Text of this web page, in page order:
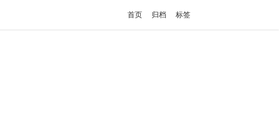
首页 归档 标签